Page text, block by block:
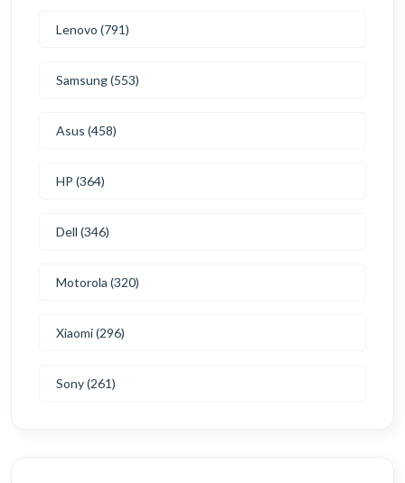
Lenovo (791)
Samsung (553)
Asus (458)
HP (364)
Dell (346)
Motorola (320)
Xiaomi (296)
Sony (261)